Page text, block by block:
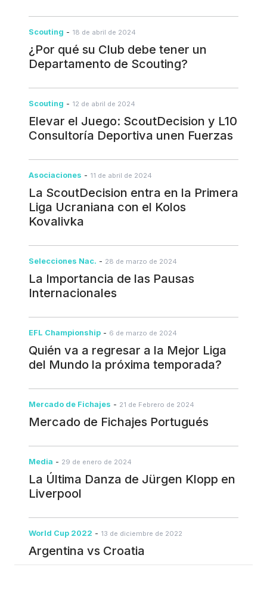
Scouting - 18 de abril de 2024
¿Por qué su Club debe tener un
Departamento de Scouting?
Scouting - 12 de abril de 2024
Elevar el Juego: ScoutDecision y L10
Consultoría Deportiva unen Fuerzas
Asociaciones - 11 de abril de 2024
La ScoutDecision entra en la Primera
Liga Ucraniana con el Kolos
Kovalivka
Selecciones Nac. - 28 de marzo de 2024
La Importancia de las Pausas
Internacionales
EFL Championship - 6 de marzo de 2024
Quién va a regresar a la Mejor Liga
del Mundo la próxima temporada?
Mercado de Fichajes - 21 de Febrero de 2024
Mercado de Fichajes Portugués
Media - 29 de enero de 2024
La Última Danza de Jürgen Klopp en
Liverpool
World Cup 2022 - 13 de diciembre de 2022
Argentina vs Croatia